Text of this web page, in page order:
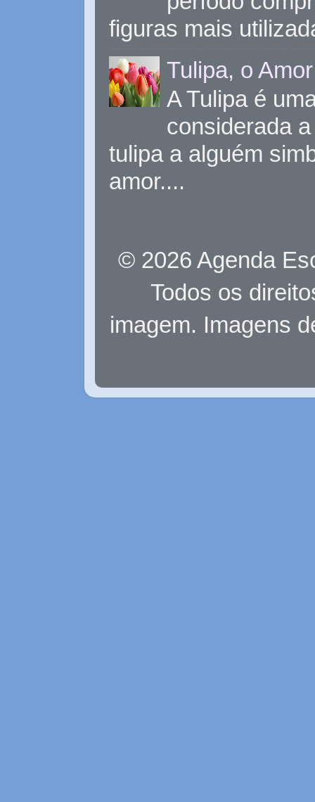
figuras mais
Tulipa, o
A Tulipa é
considerada
tulipa a alguém
amor....
© 2026 Agenda
Todos os
imagem. Imagens